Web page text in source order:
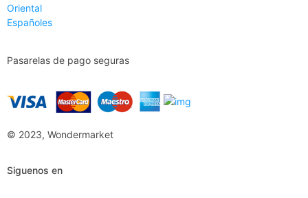
Oriental
Españoles
Pasarelas de pago seguras
© 2023, Wondermarket
Siguenos en